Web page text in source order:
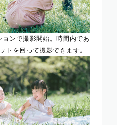
ョンで撮影開始。時間内であ
トを回って撮影できます。